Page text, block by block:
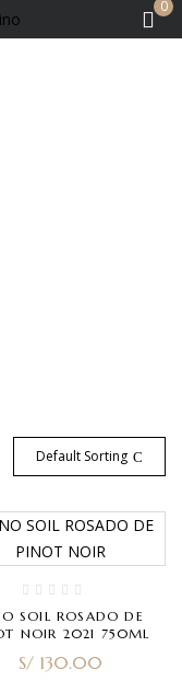
0
Default Sorting
SOIL ROSADO DE
NOIR 2021 750ML
S/130.00